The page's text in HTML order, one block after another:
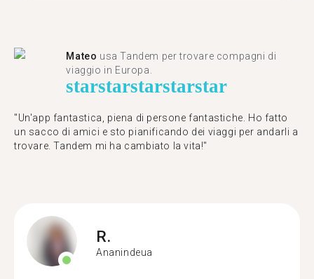
Mateo usa Tandem per trovare compagni di
viaggio in Europa.
starstarstarstarstar
"Un'app fantastica, piena di persone fantastiche. Ho fatto
un sacco di amici e sto pianificando dei viaggi per andarli a
trovare. Tandem mi ha cambiato la vita!"
R.
Ananindeua